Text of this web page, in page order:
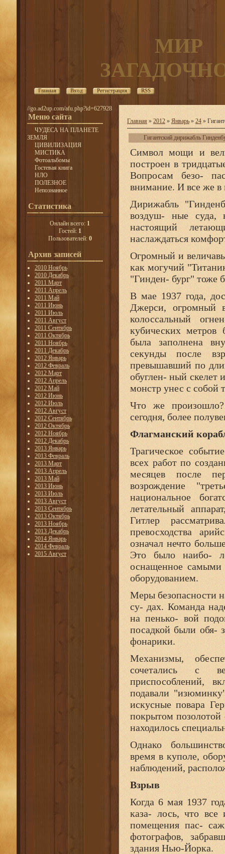
МИР
Главная Вход Регистрация RSS
//go.ad2up.com/afu.php?id=627928
Меню сайта
ЧУДЕСА НА ПЛАНЕТЕ
ЗЕМЛЯ
ЦИВИЛИЗАЦИЯ
МИСТИКА
Фотоальбомы
Гостевая книга
НЛО
ПОЛЕЗНОЕ
Непознанное
Статистика
Онлайн всего: 1
Гостей: 1
Пользователей: 0
Архив записей
2010 Ноябрь
2010 Декабрь
2011 Март
2011 Апрель
2011 Май
2011 Июнь
2011 Июль
2011 Август
2011 Сентябрь
2011 Октябрь
2011 Ноябрь
2011 Декабрь
2012 Январь
2012 Февраль
2012 Март
2012 Апрель
2012 Май
2012 Июнь
2012 Июль
2012 Август
2012 Сентябрь
2012 Октябрь
2012 Ноябрь
2012 Декабрь
2013 Январь
2013 Февраль
2013 Март
2013 Апрель
2013 Май
2013 Июнь
2013 Июль
2013 Август
2013 Сентябрь
2013 Октябрь
2013 Ноябрь
2013 Декабрь
2014 Январь
2014 Февраль
2015 Август
Главная » 2012 » Январь » 24 »
Гигантский дирижабль
Символ мощи и
построен в
Вопросам безо-
внимание. И все же в
Дирижабль
воздуш- ные суда,
настоящий
наслаждаться
Огромный и
как могучий
"Гинден- бург" тоже
В мае 1937 года,
Джерси, огромный
колоссальный
кубических метров
была заполнена
секунды после
превышавший по
обуглен- ный скелет
монстр унес с собой
Что же
сегодня, более
Флагманский
Трагическое
всех работ по
месяцев после
возрождение
национальное
летательный
Гитлер
превосходства
означал нечто
Это было наибо-
оснащенное
оборудованием.
Меры безопасности
су- дах. Команда
на пенько- вой
посадкой были обя-
фонарики.
Механизмы,
сочетались с
приспособлений,
подавали
искусные повара
покрытом
находилось
Однако
время в куполе,
наблюдений,
Взрыв
Когда 6 мая 1937
каза- лось, что все
помещения пас-
фотографов,
здания Нью-Йорка.